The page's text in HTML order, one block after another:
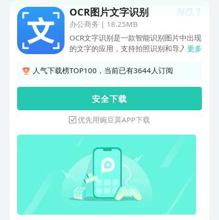
认识的篆体字就有救了。
NO.1
OCR图片文字识别
办公商务 | 18.25MB
OCR文字识别是一款智能识别图片中出现
的文字的应用，支持拍照识别和导入图片
识别】 OCR文字识别支持拍照识别，使
OCR文字识别支持图片识别，直接导入手
机图片，识别提取图中的文字内容，转化
为可编辑的文字！ 【批量识别】 OCR文
字识别支持同时对多张图片中的内容进行
识别提取，一键识别多张图片内容！
【票证识别】 OCR文字识别支持对身份
证、驾驶证、行驶证、银行卡等多种常用
证件的内容识别
更多
人气下载榜TOP100，当前已有3644人订阅
安 全 下 载
优先用豌豆荚APP下载